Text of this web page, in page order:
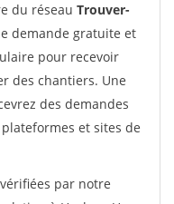
du réseau Trouver-
demande gratuite et
pour recevoir
des chantiers. Une
des demandes
et sites de
par notre